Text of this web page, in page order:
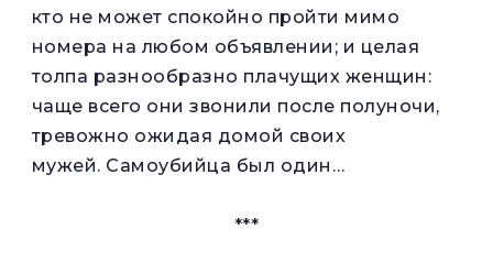
кто не может спокойно пройти мимо
номера на любом объявлении; и целая
толпа разнообразно плачущих женщин:
чаще всего они звонили после полуночи,
тревожно ожидая домой своих
мужей. Самоубийца был один…
***